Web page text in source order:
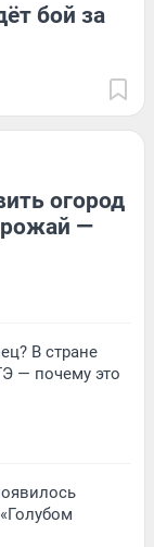
бой за
огород
—
В стране
— почему это